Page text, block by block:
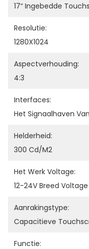
17“ Ingebedde
Resolutie:
1280X1024
Aspectverhouding:
4:3
Interfaces:
Het Signaalhaven
Helderheid:
300 Cd/m2
Het Werk Voltage:
12-24V Breed Voltage
Aanrakingstype:
Capacitieve
Functie: